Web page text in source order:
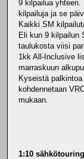
9 kilpailua yhteen.
kilpailuja ja se
Kaikki SM
Eli kun 9 kilpailun
taulukosta viisi
1kk All-Inclusive
marraskuun
Kyseistä
kohdennetaan
mukaan.
1:10